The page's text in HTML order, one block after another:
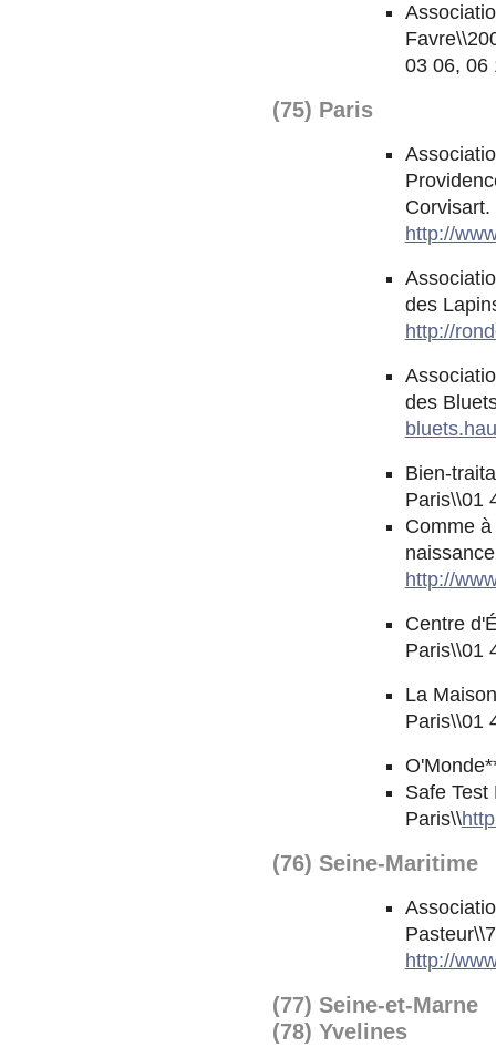
03 06, 06
(75) Paris
http://
des
http://
des
Bien-
Paris\\01
Comme
http://
Centre
Paris\\01
La
Paris\\01
Safe
Paris\\
(76) Seine-Maritime
http://
(77) Seine-et-Marne
(78) Yvelines